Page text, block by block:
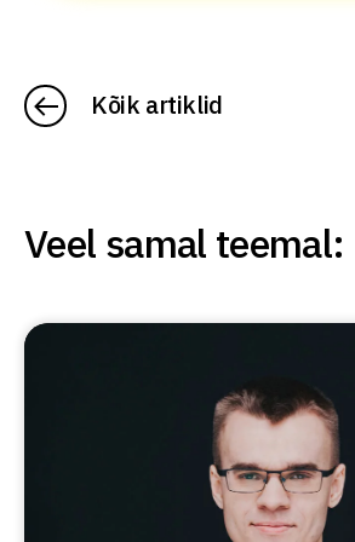
Kõik artiklid
Veel samal teemal: